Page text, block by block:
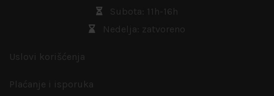
Subota: 11h-16h
Nedelja: zatvoreno
Uslovi korišćenja
Plaćanje i isporuka